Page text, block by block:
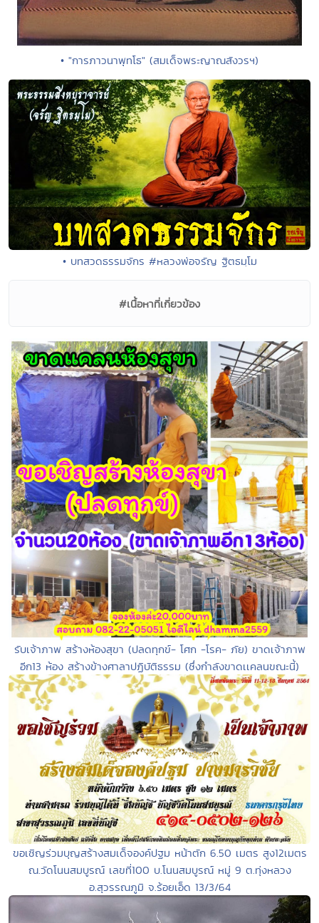
• "การภาวนาพุทโธ" (สมเด็จพระญาณสังวรฯ)
• บทสวดธรรมจักร #หลวงพ่อจรัญ ฐิตธมฺโม
#เนื้อหาที่เกี่ยวข้อง
รับเจ้าภาพ สร้างห้องสุขา (ปลดทุกข์- โศก -โรค- ภัย) ขาดเจ้าภาพ
อีก13 ห้อง สร้างข้างศาลาปฏิบัติธรรม (ซึ่งกำลังขาดเเคลนขณะนี้)
ขอเชิญร่วมบุญสร้างสมเด็จองค์ปฐม หน้าตัก 6.50 เมตร สูง12เมตร
ณ.วัดโนนสมบูรณ์ เลขที่100 บ.โนนสมบูรณ์ หมู่ 9 ต.ทุ่งหลวง
อ.สุวรรณภูมิ จ.ร้อยเอ็ด 13/3/64